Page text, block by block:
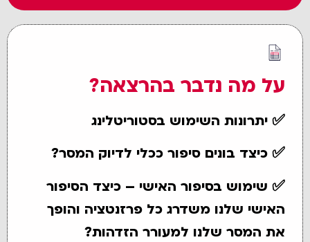
על מה נדבר בהרצאה?
✅ יתרונות השימוש בסטוריטלינג
✅ כיצד בונים סיפור ככלי לדיוק המסר?
✅ שימוש בסיפור האישי – כיצד הסיפור
האישי שלנו משדרג כל פרזנטציה והופך
את המסר שלנו למעורר הזדהות?